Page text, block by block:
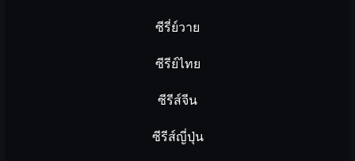
ซีรี่ย์วาย
ซีรีย์ไทย
ซีรีส์จีน
ซีรีส์ญี่ปุ่น